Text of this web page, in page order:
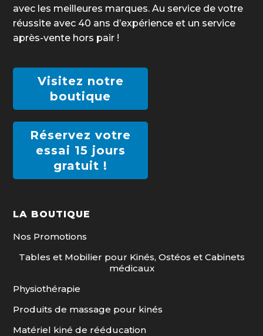
avec les meilleures marques. Au service de votre
réussite avec 40 ans d’expérience et un service
après-vente hors pair !
Visitez notre
boutique
Réservez votre
essai 15 jours
gratuit !
LA BOUTIQUE
Nos Promotions
Tables et Mobilier pour Kinés, Ostéos et Cabinets
médicaux
Physiothérapie
Produits de massage pour kinés
Matériel kiné de rééducation